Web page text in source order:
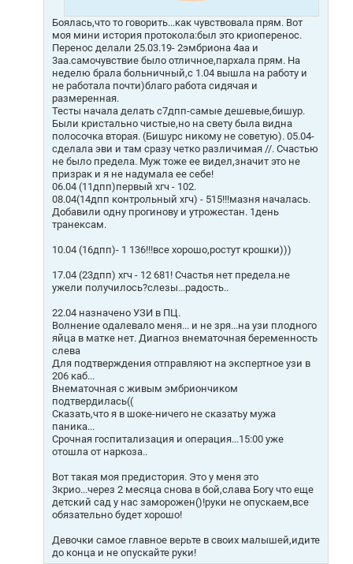
Боялась,что то говорить...как чувствовала прям. Вот
моя мини история протокола:был это криоперенос.
Перенос делали 25.03.19- 2эмбриона 4аа и
3аа.самочувствие было отличное,пархала прям. На
неделю брала больничный,с 1.04 вышла на работу и
не работала почти)благо работа сидячая и
размеренная.
Тесты начала делать с7дпп-самые дешевые,бишур.
Были кристально чистые,но на свету была видна
полосочка вторая. (Бишурс никому не советую). 05.04-
сделала эви и там сразу четко различимая //. Счастью
не было предела. Муж тоже ее видел,значит это не
призрак и я не надумала ее себе!
06.04 (11дпп)первый хгч - 102.
08.04(14дпп контрольный хгч) - 515!!!мазня началась.
Добавили одну прогинову и утрожестан. 1день
транексам.
10.04 (16дпп)- 1 136!!!все хорошо,ростут крошки)))
17.04 (23дпп) хгч - 12 681! Счастья нет предела.не
ужели получилось?слезы...радость..
22.04 назначено УЗИ в ПЦ.
Волнение одалевало меня... и не зря...на узи плодного
яйца в матке нет. Диагноз внематочная беременность
слева
Для подтверждения отправляют на экспертное узи в
206 каб...
Внематочная с живым эмбриончиком
подтвердилась((
Сказать,что я в шоке-ничего не сказатьу мужа
паника...
Срочная госпитализация и операция...15:00 уже
отошла от наркоза..
Вот такая моя предистория. Это у меня это
3крио...через 2 месяца снова в бой,слава Богу что еще
детский сад у нас заморожен()!руки не опускаем,все
обязательно будет хорошо!
Девочки самое главное верьте в своих малышей,идите
до конца и не опускайте руки!